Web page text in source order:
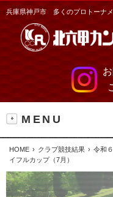
兵庫県神戸市 多くのプロトーナ
MENU
HOME クラブ競技結果 令和
イフルカップ（7月）